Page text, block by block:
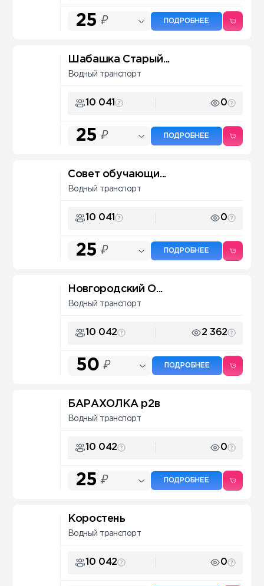
25 ₽ ПОДРОБНЕЕ
Шабашка Старый...
Водный транспорт
10 041 0
25 ₽ ПОДРОБНЕЕ
Совет обучающи...
Водный транспорт
10 041 0
25 ₽ ПОДРОБНЕЕ
Новгородский О...
Водный транспорт
10 042 2 362
50 ₽ ПОДРОБНЕЕ
БАРАХОЛКА р2в
Водный транспорт
10 042 0
25 ₽ ПОДРОБНЕЕ
Коростень
Водный транспорт
10 042 0